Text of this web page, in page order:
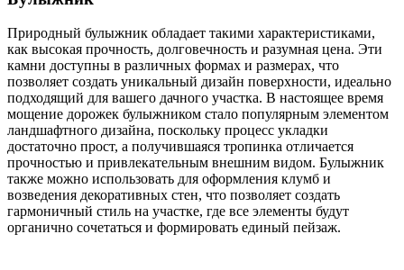
Природный булыжник обладает такими характеристиками,
как высокая прочность, долговечность и разумная цена. Эти
камни доступны в различных формах и размерах, что
позволяет создать уникальный дизайн поверхности, идеально
подходящий для вашего дачного участка. В настоящее время
мощение дорожек булыжником стало популярным элементом
ландшафтного дизайна, поскольку процесс укладки
достаточно прост, а получившаяся тропинка отличается
прочностью и привлекательным внешним видом. Булыжник
также можно использовать для оформления клумб и
возведения декоративных стен, что позволяет создать
гармоничный стиль на участке, где все элементы будут
органично сочетаться и формировать единый пейзаж.